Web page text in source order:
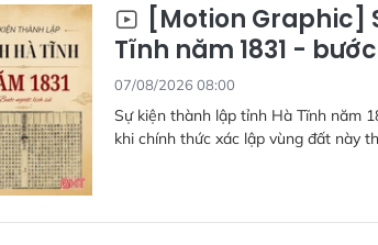
[Motion Graphic]
Tĩnh năm 1831 -
07/08/2026 08:00
Sự kiện thành lập tỉnh Hà Tĩnh năm
khi chính thức xác lập vùng đất này